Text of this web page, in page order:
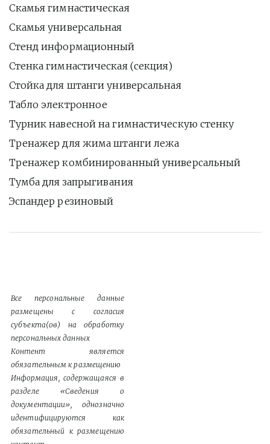
Скамья гимнастическая
Скамья универсальная
Стенд информационный
Стенка гимнастическая (секция)
Стойка для штанги универсальная
Табло электронное
Турник навесной на гимнастическую стенку
Тренажер для жима штанги лежа
Тренажер комбинированный универсальный
Тумба для запрыгивания
Эспандер резиновый
Все персональные данные
размещены с согласия
субъекта(ов) на обработку
персональных данных
Контент является
обязательным к размещению
Информация, содержащаяся в
разделе «Сведения о
документации», однозначно
идентифицируются как
обязательный к размещению